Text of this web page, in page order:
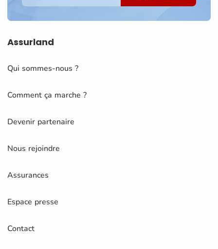
Assurland
Qui sommes-nous ?
Comment ça marche ?
Devenir partenaire
Nous rejoindre
Assurances
Espace presse
Contact